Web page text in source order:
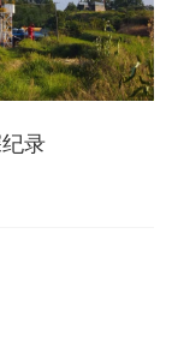
录